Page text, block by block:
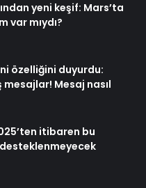
yeni keşif: Mars’ta
var mıydı?
özelliğini duyurdu:
mesajlar! Mesaj nasıl
itibaren bu